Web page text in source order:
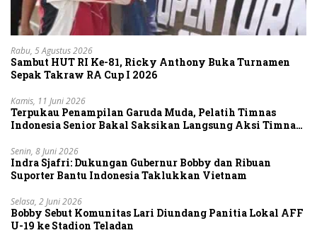
Rabu, 5 Agustus 2026
Sambut HUT RI Ke-81, Ricky Anthony Buka Turnamen
Sepak Takraw RA Cup I 2026
Kamis, 11 Juni 2026
Terpukau Penampilan Garuda Muda, Pelatih Timnas
Indonesia Senior Bakal Saksikan Langsung Aksi Timnas
Senin, 8 Juni 2026
Indra Sjafri: Dukungan Gubernur Bobby dan Ribuan
Suporter Bantu Indonesia Taklukkan Vietnam
Selasa, 2 Juni 2026
Bobby Sebut Komunitas Lari Diundang Panitia Lokal AFF
U-19 ke Stadion Teladan